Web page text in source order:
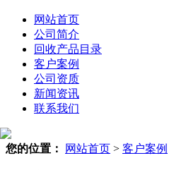
网站首页
公司简介
回收产品目录
客户案例
公司资质
新闻资讯
联系我们
您的位置： 网站首页 > 客户案例